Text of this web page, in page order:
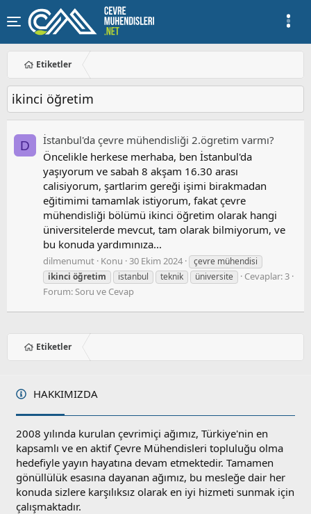
Etiketler
ikinci öğretim
D
İstanbul'da çevre mühendisliği 2.ögretim varmı?
Öncelikle herkese merhaba, ben İstanbul'da
yaşıyorum ve sabah 8 akşam 16.30 arası
calisiyorum, şartlarim gereği işimi birakmadan
eğitimimi tamamlak istiyorum, fakat çevre
mühendisliği bölümü ikinci öğretim olarak hangi
üniversitelerde mevcut, tam olarak bilmiyorum, ve
bu konuda yardımınıza...
dilmenumut Konu 30 Ekim 2024
çevre mühendisi
ikinci öğretim istanbul teknik üniversite
Cevaplar: 3
Forum:Soru ve Cevap
Etiketler
HAKKIMIZDA
2008 yılında kurulan çevrimiçi ağımız, Türkiye'nin en
kapsamlı ve en aktif Çevre Mühendisleri topluluğu olma
hedefiyle yayın hayatına devam etmektedir. Tamamen
gönüllülük esasına dayanan ağımız, bu mesleğe dair her
konuda sizlere karşılıksız olarak en iyi hizmeti sunmak için
çalışmaktadır.